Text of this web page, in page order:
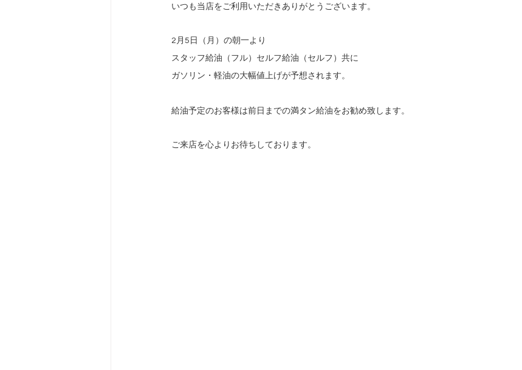
いつも当店をご利用いただきありがとうございます。
2月5日（月）の朝一より
スタッフ給油（フル）セルフ給油（セルフ）共に
ガソリン・軽油の大幅値上げが予想されます。
給油予定のお客様は前日までの満タン給油をお勧め致します。
ご来店を心よりお待ちしております。